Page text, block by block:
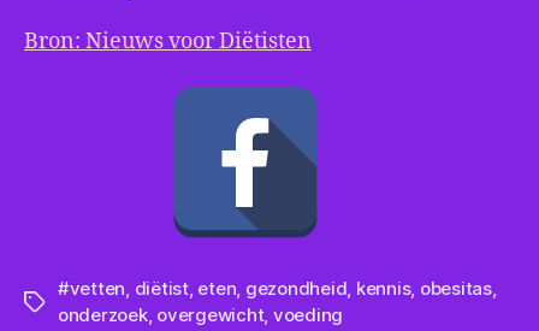
Bron: Nieuws voor Diëtisten
Tags
#vetten, diëtist, eten, gezondheid, kennis, obesitas,
onderzoek, overgewicht, voeding